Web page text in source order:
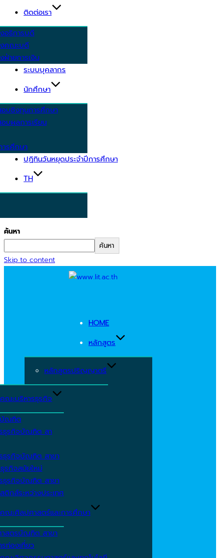
ติดต่อเรา
อธิการบดี
คณะบดี
ฝ่ายการเงิน
ระบบบุคลากร
นักศึกษา
บชิงทุนการศึกษา
บผลการเรียน
รศึกษา
ปฏิทินวันหยุดประจำปีการศึกษา
TH
ค้นหา
ค้นหา
Skip to content
HOME
หลักสูตร
หลักสูตรปริญญาตรี
คณะบริหารธุรกิจ
ณฑิต
ธุรกิจบัณฑิต สา
ธุรกิจบัณฑิต สาขา
รกิจสมัยใหม่
ธุรกิจบัณฑิต สาขา
ติกส์ระหว่างประเทศ
คณะศิลปศาสตร์และการศึกษา
สตรบัณฑิต สาขา
ท่องเที่ยว